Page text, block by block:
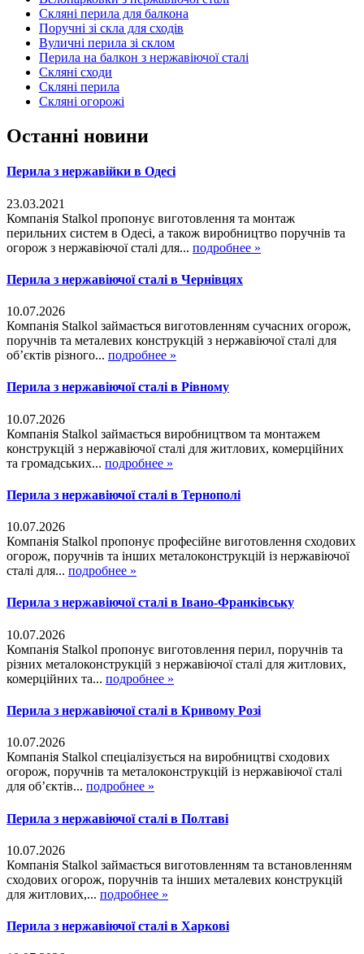
Скляні перила для балкона
Поручні зі скла для сходів
Вуличні перила зі склом
Перила на балкон з нержавіючої сталі
Скляні сходи
Скляні перила
Скляні огорожі
Останні новини
Перила з нержавійки в Одесі
23.03.2021
Компанія Stalkol пропонує виготовлення та монтаж
перильних систем в Одесі, а також виробництво поручнів та
огорож з нержавіючої сталі для... подробнее »
Перила з нержавіючої сталі в Чернівцях
10.07.2026
Компанія Stalkol займається виготовленням сучасних огорож,
поручнів та металевих конструкцій з нержавіючої сталі для
об’єктів різного... подробнее »
Перила з нержавіючої сталі в Рівному
10.07.2026
Компанія Stalkol займається виробництвом та монтажем
конструкцій з нержавіючої сталі для житлових, комерційних
та громадських... подробнее »
Перила з нержавіючої сталі в Тернополі
10.07.2026
Компанія Stalkol пропонує професійне виготовлення сходових
огорож, поручнів та інших металоконструкцій із нержавіючої
сталі для... подробнее »
Перила з нержавіючої сталі в Івано-Франківську
10.07.2026
Компанія Stalkol пропонує виготовлення перил, поручнів та
різних металоконструкцій з нержавіючої сталі для житлових,
комерційних та... подробнее »
Перила з нержавіючої сталі в Кривому Розі
10.07.2026
Компанія Stalkol спеціалізується на виробництві сходових
огорож, поручнів та металоконструкцій із нержавіючої сталі
для об’єктів... подробнее »
Перила з нержавіючої сталі в Полтаві
10.07.2026
Компанія Stalkol займається виготовленням та встановленням
сходових огорож, поручнів та інших металевих конструкцій
для житлових,... подробнее »
Перила з нержавіючої сталі в Харкові